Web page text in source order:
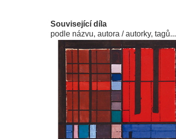
Související díla
podle názvu, autora / autorky, tagů...